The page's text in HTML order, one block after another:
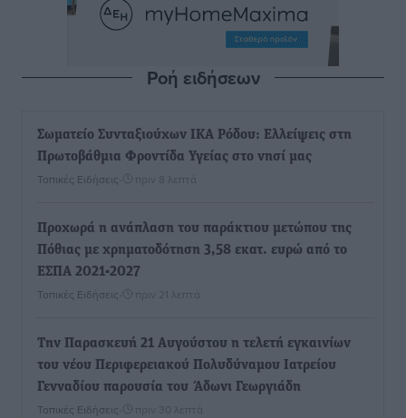
Ροή ειδήσεων
Σωματείο Συνταξιούχων ΙΚΑ Ρόδου: Ελλείψεις στη
Πρωτοβάθμια Φροντίδα Υγείας στο νησί μας
Τοπικές Ειδήσεις πριν 8 λεπτά
Προχωρά η ανάπλαση του παράκτιου μετώπου της
Πόθιας με χρηματοδότηση 3,58 εκατ. ευρώ από το
ΕΣΠΑ 2021-2027
Τοπικές Ειδήσεις πριν 21 λεπτά
Την Παρασκευή 21 Αυγούστου η τελετή εγκαινίων
του νέου Περιφερειακού Πολυδύναμου Ιατρείου
Γενναδίου παρουσία του Άδωνι Γεωργιάδη
Τοπικές Ειδήσεις πριν 30 λεπτά